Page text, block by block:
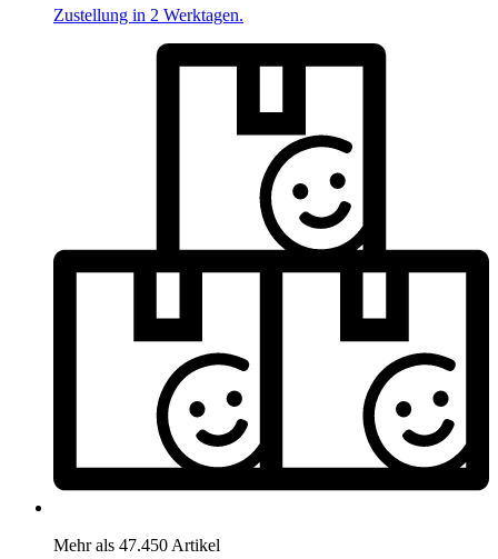
Zustellung in 2 Werktagen.
Mehr als 47.450 Artikel